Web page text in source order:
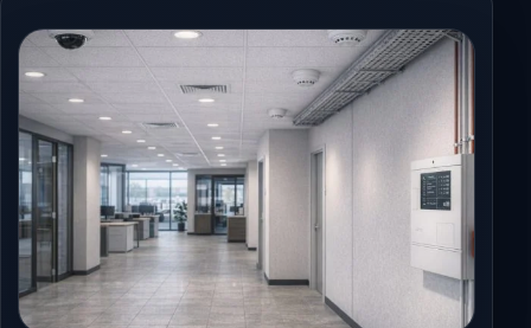
Краснодар
Магас
Майкоп
Махачкала
Минеральные Воды
Нальчик
Новороссийск